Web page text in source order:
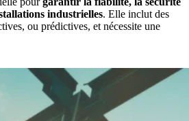
industrielles. Elle inclut des
ou prédictives, et nécessite une